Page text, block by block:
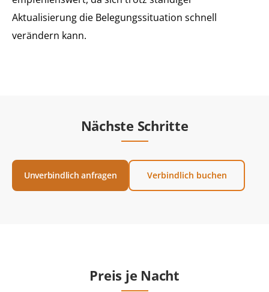
Aktualisierung die Belegungssituation schnell
verändern kann.
Nächste Schritte
Unverbindlich anfragen Verbindlich buchen
Preis je Nacht